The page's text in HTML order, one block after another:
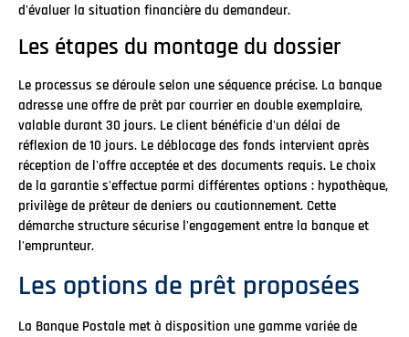
d'évaluer la situation financière du demandeur.
Les étapes du montage du dossier
Le processus se déroule selon une séquence précise. La banque
adresse une offre de prêt par courrier en double exemplaire,
valable durant 30 jours. Le client bénéficie d'un délai de
réflexion de 10 jours. Le déblocage des fonds intervient après
réception de l'offre acceptée et des documents requis. Le choix
de la garantie s'effectue parmi différentes options : hypothèque,
privilège de prêteur de deniers ou cautionnement. Cette
démarche structure sécurise l'engagement entre la banque et
l'emprunteur.
Les options de prêt proposées
La Banque Postale met à disposition une gamme variée de